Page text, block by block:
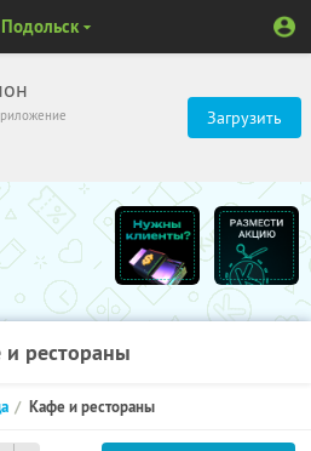
Загрузить
Подольск
рестораны
Кафе и рестораны